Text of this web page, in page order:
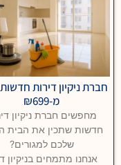
חברת ניקיון דירות
מ-₪699
מחפשים חברת ניקיון
חדשות שתכין את הבית
שלכם למגורים?
אנחנו מתמחים בניקיון